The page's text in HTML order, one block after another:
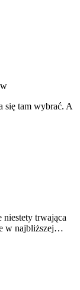
się tam wybrać. A
trwająca
w najbliższej…